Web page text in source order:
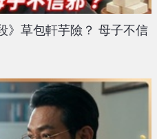
》草包軒芋險？ 母子不信